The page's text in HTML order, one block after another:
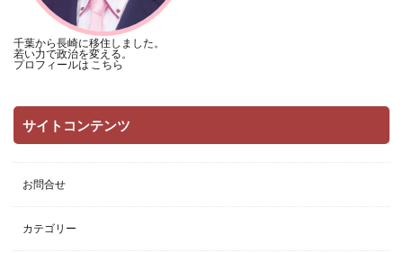
千葉から長崎に移住しました。
若い力で政治を変える。
プロフィールは こちら
サイトコンテンツ
お問合せ
カテゴリー